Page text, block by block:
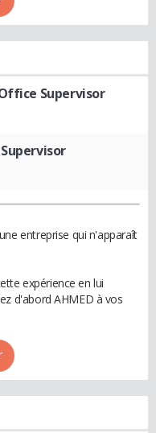
Supervisor
entreprise qui n'apparaît
expérience en lui
d'abord AHMED à vos